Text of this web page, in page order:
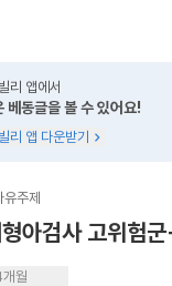
리 앱에서
베동글을 볼 수 있어요!
리 앱 다운받기
유주제
아검사 고위험
월